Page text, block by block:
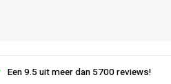
Een 9.5 uit meer dan 5700 reviews!